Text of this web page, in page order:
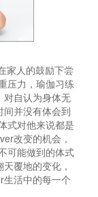
家人的鼓励下尝
压力，瑜伽习练
对自认为身体无
并没有体会到
式对他来说都是
改变的机会，
可能做到的体式
覆地的变化，
活中的每一个